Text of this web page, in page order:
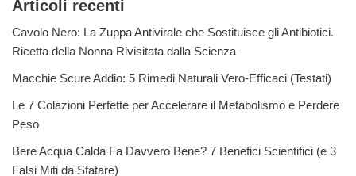
Articoli recenti
Cavolo Nero: La Zuppa Antivirale che Sostituisce gli Antibiotici.
Ricetta della Nonna Rivisitata dalla Scienza
Macchie Scure Addio: 5 Rimedi Naturali Vero-Efficaci (Testati)
Le 7 Colazioni Perfette per Accelerare il Metabolismo e Perdere
Peso
Bere Acqua Calda Fa Davvero Bene? 7 Benefici Scientifici (e 3
Falsi Miti da Sfatare)